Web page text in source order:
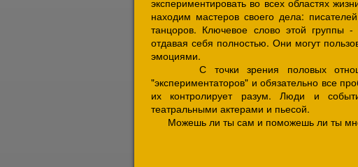
экспериментировать во всех областях
находим мастеров своего дела:
танцоров. Ключевое слово этой группы
отдавая себя полностью. Они могут
эмоциями.
С точки зрения половых
"экспериментаторов" и обязательно все
их контролирует разум. Люди и
театральными актерами и пьесой.
Можешь ли ты сам и поможешь ли ты